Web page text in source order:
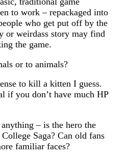
to work – repackaged into
who get put off by the
or weirdass story may find
the game.
or to animals?
to kill a kitten I guess.
if you don’t have much HP
– is the hero the
Saga? Can old fans
familiar faces?